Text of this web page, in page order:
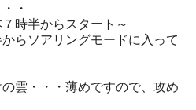
・
時半からスタート～
らソアリングモードに入って
雲・・・薄めですので、攻め